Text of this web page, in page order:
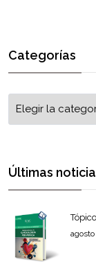
Categorías
Últimas